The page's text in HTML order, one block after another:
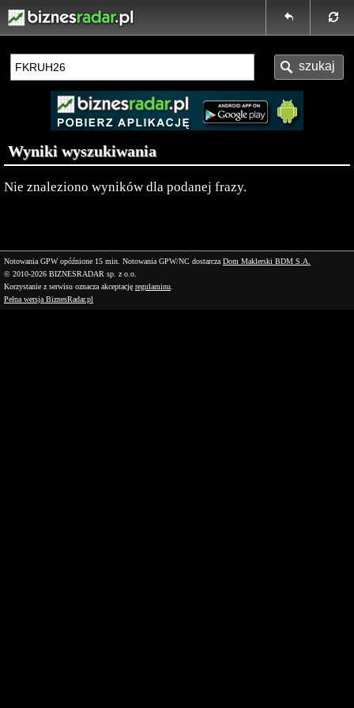
Wyniki wyszukiwania
Nie znaleziono wyników dla podanej frazy.
Notowania GPW opóźnione 15 min. Notowania GPW/NC dostarcza Dom Maklerski BDM S.A.
© 2010-2026 BIZNESRADAR sp. z o.o.
Korzystanie z serwisu oznacza akceptację regulaminu
Pełna wersja BiznesRadar.pl